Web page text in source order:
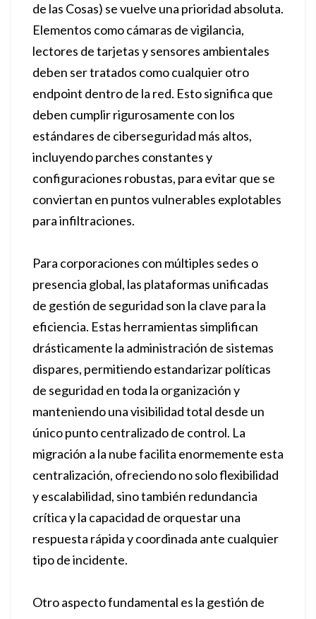
de las Cosas) se vuelve una prioridad absoluta.
Elementos como cámaras de vigilancia,
lectores de tarjetas y sensores ambientales
deben ser tratados como cualquier otro
endpoint dentro de la red. Esto significa que
deben cumplir rigurosamente con los
estándares de ciberseguridad más altos,
incluyendo parches constantes y
configuraciones robustas, para evitar que se
conviertan en puntos vulnerables explotables
para infiltraciones.
Para corporaciones con múltiples sedes o
presencia global, las plataformas unificadas
de gestión de seguridad son la clave para la
eficiencia. Estas herramientas simplifican
drásticamente la administración de sistemas
dispares, permitiendo estandarizar políticas
de seguridad en toda la organización y
manteniendo una visibilidad total desde un
único punto centralizado de control. La
migración a la nube facilita enormemente esta
centralización, ofreciendo no solo flexibilidad
y escalabilidad, sino también redundancia
crítica y la capacidad de orquestar una
respuesta rápida y coordinada ante cualquier
tipo de incidente.
Otro aspecto fundamental es la gestión de